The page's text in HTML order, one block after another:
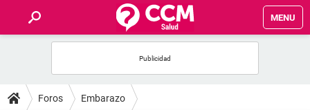
MENU
FOROS
Foros Embarazo